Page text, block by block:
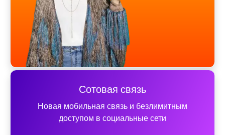
Сотовая связь
Новая мобильная связь и безлимитным
доступом в социальные сети